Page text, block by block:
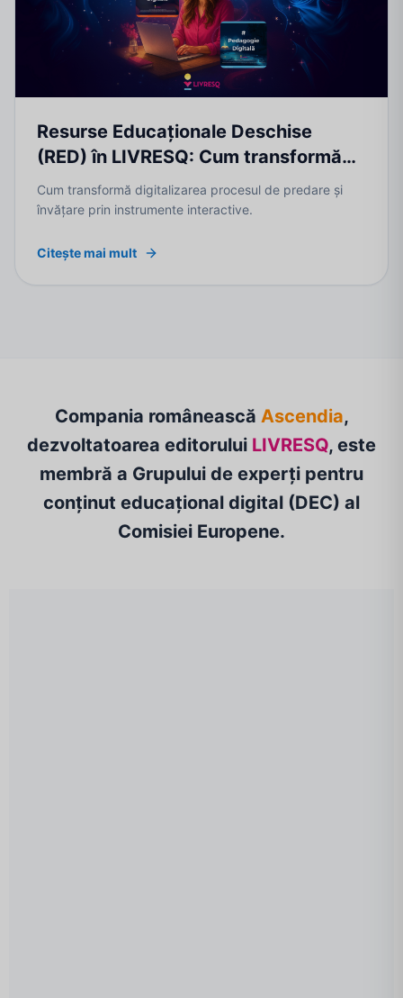
Resurse Educaționale Deschise
(RED) în LIVRESQ: Cum transformă
digitalizarea
Cum transformă digitalizarea procesul de predare și
învățare prin instrumente interactive.
Citește mai mult
Compania românească Ascendia,
dezvoltatoarea editorului LIVRESQ, este
membră a Grupului de experți pentru
conținut educațional digital (DEC) al
Comisiei Europene.